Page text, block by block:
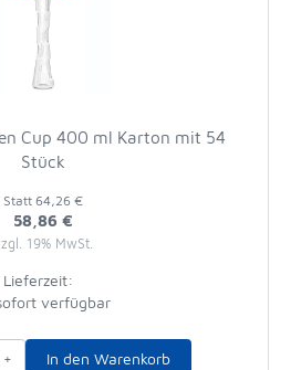
Cup 400 ml Karton mit 54
Stück
Statt 64,26 €
58,86 €
19% MwSt.
Lieferzeit:
verfügbar
+ In den Warenkorb